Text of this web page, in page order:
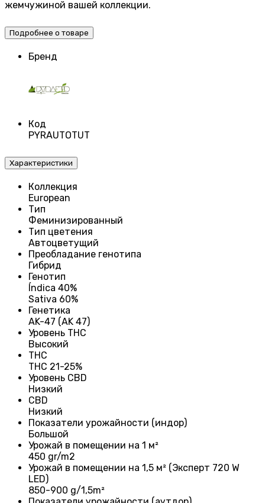
жемчужиной вашей коллекции.
Подробнее о товаре
Бренд
Код
PYRAUTOTUT
Характеристики
Коллекция
European
Тип
Феминизированный
Тип цветения
Автоцветущий
Преобладание генотипа
Гибрид
Генотип
Índica 40%
Sativa 60%
Генетика
AK-47 (AK 47)
Уровень THC
Высокий
THC
THC 21-25%
Уровень CBD
Низкий
CBD
Низкий
Показатели урожайности (индор)
Большой
Урожай в помещении на 1 м²
450 gr/m2
Урожай в помещении на 1,5 м² (Эксперт 720 W
LED)
850-900 g/1,5m²